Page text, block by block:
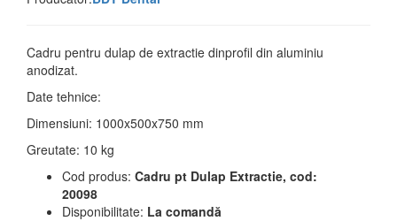
Cadru pentru dulap de extractie dinprofil din aluminiu
anodizat.
Date tehnice:
Dimensiuni: 1000x500x750 mm
Greutate: 10 kg
Cod produs: Cadru pt Dulap Extractie, cod:
20098
Disponibilitate: La comandă